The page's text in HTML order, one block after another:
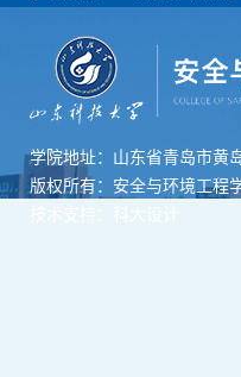
学院地址：山东省青岛市黄
版权所有：安全与环境工程